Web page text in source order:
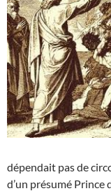
dépendait pas de
d’un présumé Prince